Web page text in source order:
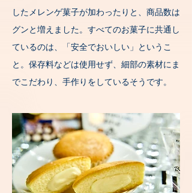
したメレンゲ菓子が加わったりと、商品数は
グンと増えました。すべてのお菓子に共通し
ているのは、「安全でおいしい」というこ
と。保存料などは使用せず、細部の素材にま
でこだわり、手作りをしているそうです。